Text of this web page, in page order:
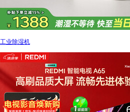
工业除湿机